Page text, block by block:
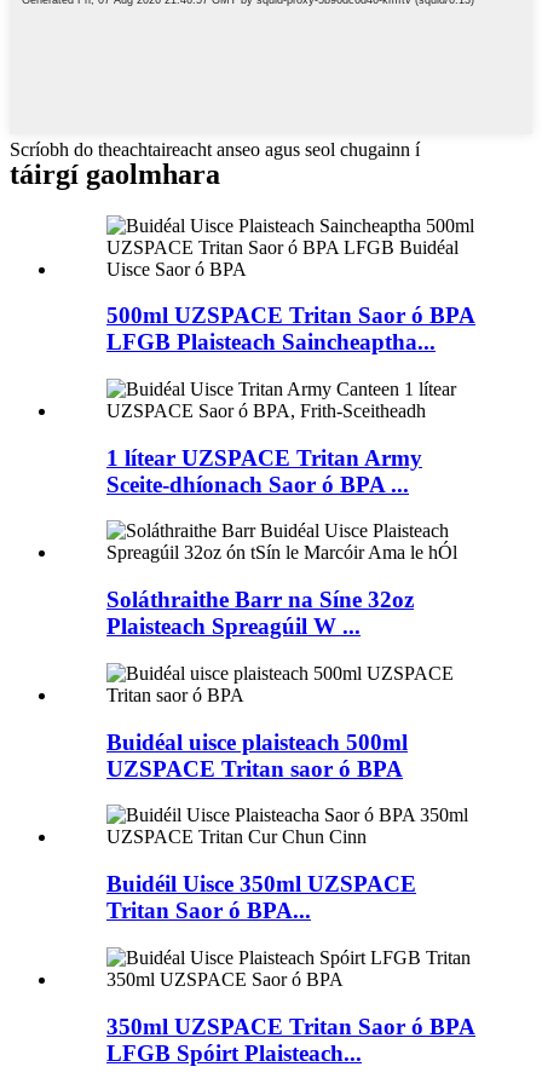
Scríobh do theachtaireacht anseo agus seol chugainn í
táirgí gaolmhara
500ml UZSPACE Tritan Saor ó BPA
LFGB Plaisteach Saincheaptha...
1 lítear UZSPACE Tritan Army
Sceite-dhíonach Saor ó BPA ...
Soláthraithe Barr na Síne 32oz
Plaisteach Spreagúil W ...
Buidéal uisce plaisteach 500ml
UZSPACE Tritan saor ó BPA
Buidéil Uisce 350ml UZSPACE
Tritan Saor ó BPA...
350ml UZSPACE Tritan Saor ó BPA
LFGB Spóirt Plaisteach...